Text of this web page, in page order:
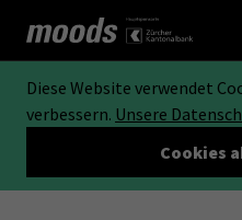
Diese Website verwendet
verbessern. Unsere
Cookies